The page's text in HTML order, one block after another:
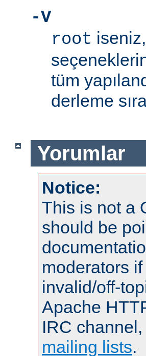
-V
root
tüm
derleme
Yorumlar
Notice:
This is not a
should be
moderators
invalid/off-
Apache
IRC
mailing lists.